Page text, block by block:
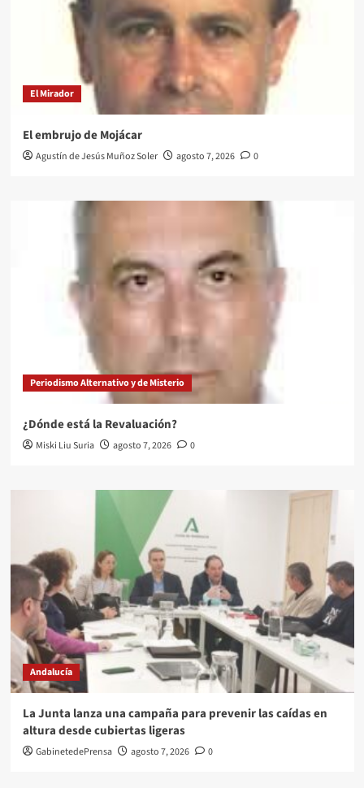
El Mirador
El embrujo de Mojácar
Agustín de Jesús Muñoz Soler agosto 7, 2026 0
Periodismo Alternativo y de Misterio
¿Dónde está la Revaluación?
Miski Liu Suria agosto 7, 2026 0
Andalucía
La Junta lanza una campaña para prevenir las caídas en
altura desde cubiertas ligeras
GabinetedePrensa agosto 7, 2026 0